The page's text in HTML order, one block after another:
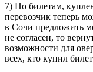
7) По билетам,
перевозчик теперь
в Сочи предложить
не согласен, то
возможности для
всех, кто купил